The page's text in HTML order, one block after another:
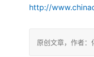
http://
原创文章，作者